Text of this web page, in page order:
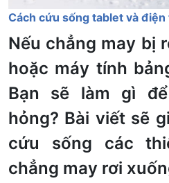
Cách cứu sống tablet và
Nếu chẳng may bị
hoặc máy tính
Bạn sẽ làm gì
hỏng? Bài viết sẽ
cứu sống các
chẳng may rơi